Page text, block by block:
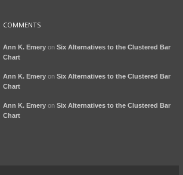
COMMENTS
Ann K. Emery on Six Alternatives to the Clustered Bar
Chart
Ann K. Emery on Six Alternatives to the Clustered Bar
Chart
Ann K. Emery on Six Alternatives to the Clustered Bar
Chart